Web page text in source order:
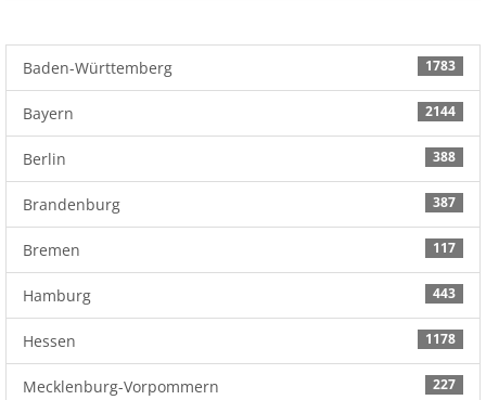
1783
Baden-Württemberg
2144
Bayern
388
Berlin
387
Brandenburg
117
Bremen
443
Hamburg
1178
Hessen
227
Mecklenburg-Vorpommern